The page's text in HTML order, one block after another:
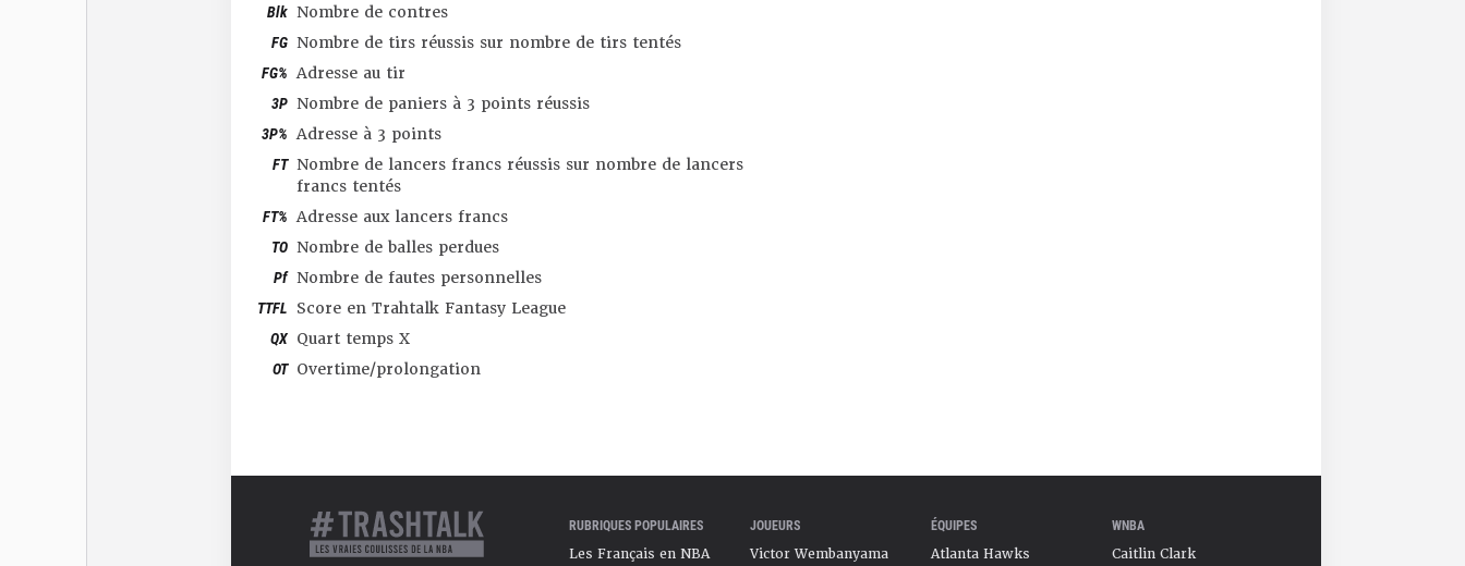
Blk Nombre de contres
FG Nombre de tirs réussis sur nombre de tirs tentés
FG% Adresse au tir
3P Nombre de paniers à 3 points réussis
3P% Adresse à 3 points
FT Nombre de lancers francs réussis sur nombre de lancers
francs tentés
FT% Adresse aux lancers francs
TO Nombre de balles perdues
Pf Nombre de fautes personnelles
TTFL Score en Trahtalk Fantasy League
QX Quart temps X
OT Overtime/prolongation
RUBRIQUES POPULAIRES
Les Français en NBA
JOUEURS
Victor Wembanyama
ÉQUIPES
Atlanta Hawks
WNBA
Caitlin Clark